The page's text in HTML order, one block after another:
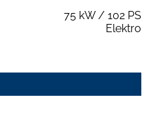
75 kW / 102 PS
Elektro